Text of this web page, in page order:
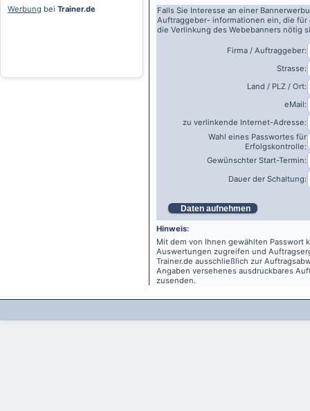
Werbung bei Trainer.de
Falls Sie Interesse an einer
Auftraggeber- informationen ein, die
die Verlinkung des Webebanners nötig
Firma / Auftraggeber:
Strasse:
Land / PLZ / Ort:
eMail:
zu verlinkende Internet-Adresse:
Wahl eines Passwortes für
Erfolgskontrolle:
Gewünschter Start-Termin:
Dauer der Schaltung:
Daten aufnehmen
Hinweis:
Mit dem von Ihnen gewählten Passwort
Auswertungen zugreifen und
Trainer.de ausschließlich zur
Angaben versehenes ausdruckbares
zusenden.